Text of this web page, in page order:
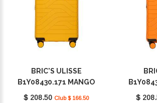
BRIC'S ULISSE
B1Y08430.171 MANGO
$ 208.50 Club $ 166.50
$